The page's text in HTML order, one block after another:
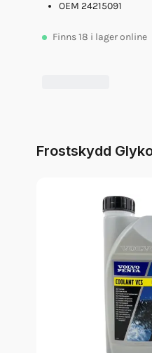
Fett 25gr Vp 828250
OEM 24215091
Finns18 i lager online
Frostskydd